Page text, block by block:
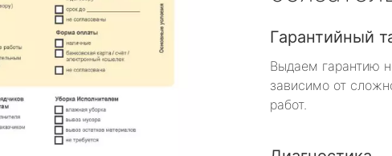
Гарантийный
Выдаем гарантию
зависимо от
работ.